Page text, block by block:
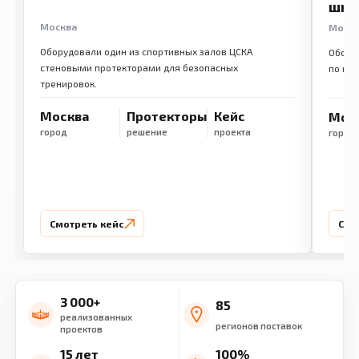
Москва
Оборудовали один из спортивных залов ЦСКА
стеновыми протекторами для безопасных
тренировок.
Москва
город
Протекторы
решение
Кейс
проекта
Смотреть кейс
по
город
3 000+
реализованных
проектов
85
регионов поставок
15 лет 100%